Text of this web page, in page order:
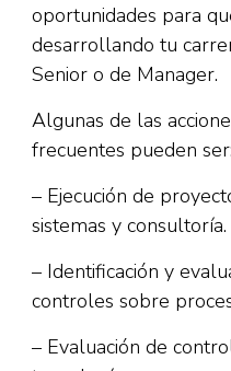
oportunidades para
desarrollando tu
Senior o de Manager.
Algunas de las
frecuentes pueden ser:
– Ejecución de
sistemas y consultoría.
– Identificación y
controles sobre
– Evaluación de